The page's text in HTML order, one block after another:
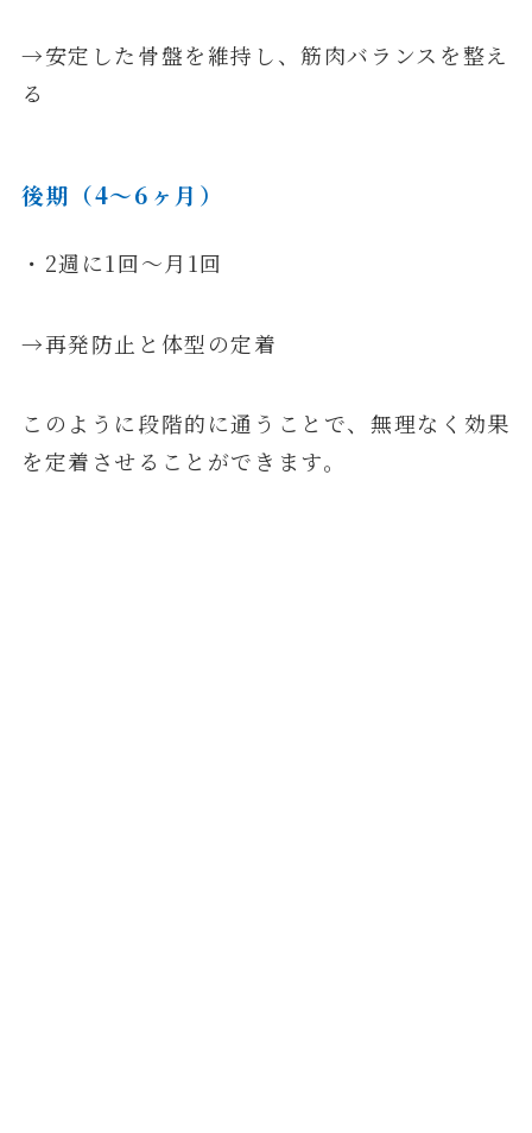
→安定した骨盤を維持し、筋肉バランスを整え
る
後期（4〜6ヶ月）
・2週に1回〜月1回
→再発防止と体型の定着
このように段階的に通うことで、無理なく効果
を定着させることができます。